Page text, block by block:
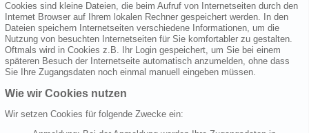
Cookies sind kleine Dateien, die beim Aufruf von Internetseiten durch den
Internet Browser auf Ihrem lokalen Rechner gespeichert werden. In den
Dateien speichern Internetseiten verschiedene Informationen, um die
Nutzung von besuchten Internetseiten für Sie komfortabler zu gestalten.
Oftmals wird in Cookies z.B. Ihr Login gespeichert, um Sie bei einem
späteren Besuch der Internetseite automatisch anzumelden, ohne dass
Sie Ihre Zugangsdaten noch einmal manuell eingeben müssen.
Wie wir Cookies nutzen
Wir setzen Cookies für folgende Zwecke ein: